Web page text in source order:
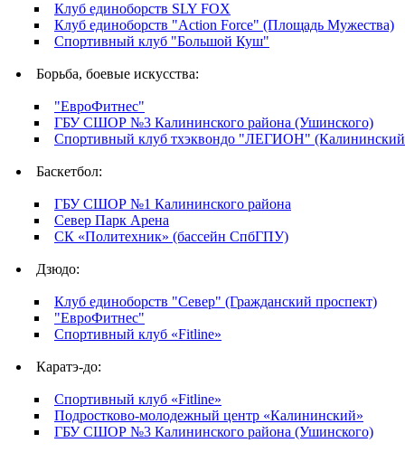
Клуб единоборств SLY FOX
Клуб единоборств "Action Force" (Площадь Мужества)
Спортивный клуб "Большой Куш"
Борьба, боевые искусства:
"ЕвроФитнес"
ГБУ СШОР №3 Калининского района (Ушинского)
Спортивный клуб тхэквондо "ЛЕГИОН"
Баскетбол:
ГБУ СШОР №1 Калининского района
Север Парк Арена
СК «Политехник» (бассейн СпбГПУ)
Дзюдо:
Клуб единоборств "Север" (Гражданский проспект)
"ЕвроФитнес"
Спортивный клуб «Fitline»
Каратэ-до:
Спортивный клуб «Fitline»
Подростково-молодежный центр «Калининский»
ГБУ СШОР №3 Калининского района (Ушинского)